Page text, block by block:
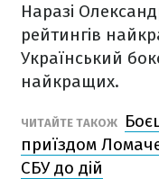
Наразі
рейтингів
Український
найкращих.
ЧИТАЙТЕ ТАКОЖ
приїздом
СБУ до дій